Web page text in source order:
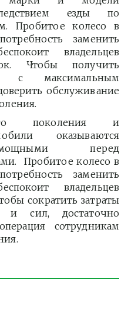
езды по
Пробитое колесо в
заменить
владельцев
Чтобы получить
с максимальным
обслуживание
поколения и
оказываются
перед
Пробитое колесо в
заменить
владельцев
сократить затраты
и сил, достаточно
сотрудникам